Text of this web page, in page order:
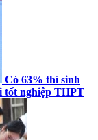
Có 63% thí sinh
tốt nghiệp THPT